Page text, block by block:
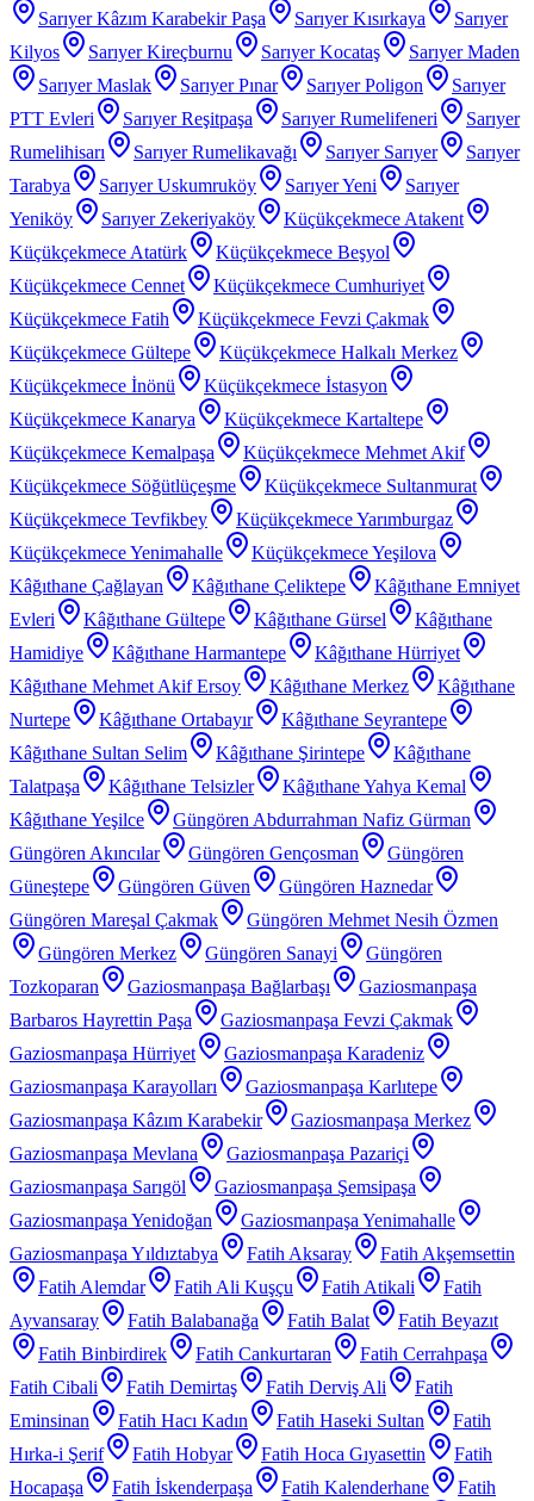
Sarıyer Kâzım Karabekir Paşa
Sarıyer Kısırkaya
Sarıyer
Kilyos
Sarıyer Kireçburnu Sarıyer Kocataş
Sarıyer Maden
Sarıyer Maslak
Sarıyer Pınar Sarıyer Poligon
Sarıyer
PTT Evleri
Sarıyer Reşitpaşa Sarıyer Rumelifeneri
Sarıyer
Rumelihisarı
Sarıyer Rumelikavağı Sarıyer Sarıyer
Sarıyer
Tarabya
Sarıyer Uskumruköy Sarıyer Yeni
Sarıyer
Yeniköy
Sarıyer Zekeriyaköy
Küçükçekmece Atakent
Küçükçekmece Atatürk
Küçükçekmece Beşyol
Küçükçekmece Cennet
Küçükçekmece Cumhuriyet
Küçükçekmece Fatih
Küçükçekmece Fevzi Çakmak
Küçükçekmece Gültepe
Küçükçekmece Halkalı Merkez
Küçükçekmece İnönü
Küçükçekmece İstasyon
Küçükçekmece Kanarya
Küçükçekmece Kartaltepe
Küçükçekmece Kemalpaşa
Küçükçekmece Mehmet Akif
Küçükçekmece Söğütlüçeşme
Küçükçekmece Sultanmurat
Küçükçekmece Tevfikbey
Küçükçekmece Yarımburgaz
Küçükçekmece Yenimahalle
Küçükçekmece Yeşilova
Kâğıthane Çağlayan
Kâğıthane Çeliktepe
Kâğıthane Emniyet
Evleri
Kâğıthane Gültepe Kâğıthane Gürsel
Kâğıthane
Hamidiye
Kâğıthane Harmantepe
Kâğıthane Hürriyet
Kâğıthane Mehmet Akif Ersoy
Kâğıthane Merkez
Kâğıthane
Nurtepe
Kâğıthane Ortabayır
Kâğıthane Seyrantepe
Kâğıthane Sultan Selim
Kâğıthane Şirintepe
Kâğıthane
Talatpaşa
Kâğıthane Telsizler
Kâğıthane Yahya Kemal
Kâğıthane Yeşilce
Güngören Abdurrahman Nafiz Gürman
Güngören Akıncılar
Güngören Gençosman
Güngören
Güneştepe
Güngören Güven
Güngören Haznedar
Güngören Mareşal Çakmak
Güngören Mehmet Nesih Özmen
Güngören Merkez
Güngören Sanayi
Güngören
Tozkoparan
Gaziosmanpaşa Bağlarbaşı
Gaziosmanpaşa
Barbaros Hayrettin Paşa
Gaziosmanpaşa Fevzi Çakmak
Gaziosmanpaşa Hürriyet
Gaziosmanpaşa Karadeniz
Gaziosmanpaşa Karayolları
Gaziosmanpaşa Karlıtepe
Gaziosmanpaşa Kâzım Karabekir
Gaziosmanpaşa Merkez
Gaziosmanpaşa Mevlana
Gaziosmanpaşa Pazariçi
Gaziosmanpaşa Sarıgöl
Gaziosmanpaşa Şemsipaşa
Gaziosmanpaşa Yenidoğan
Gaziosmanpaşa Yenimahalle
Gaziosmanpaşa Yıldıztabya
Fatih Aksaray
Fatih Akşemsettin
Fatih Alemdar
Fatih Ali Kuşçu Fatih Atikali
Fatih
Ayvansaray
Fatih Balabanağa Fatih Balat
Fatih Beyazıt
Fatih Binbirdirek
Fatih Cankurtaran
Fatih Cerrahpaşa
Fatih Cibali
Fatih Demirtaş Fatih Derviş Ali
Fatih
Eminsinan
Fatih Hacı Kadın Fatih Haseki Sultan
Fatih
Hırka-i Şerif
Fatih Hobyar Fatih Hoca Gıyasettin
Fatih
Hocapaşa
Fatih İskenderpaşa Fatih Kalenderhane Fatih